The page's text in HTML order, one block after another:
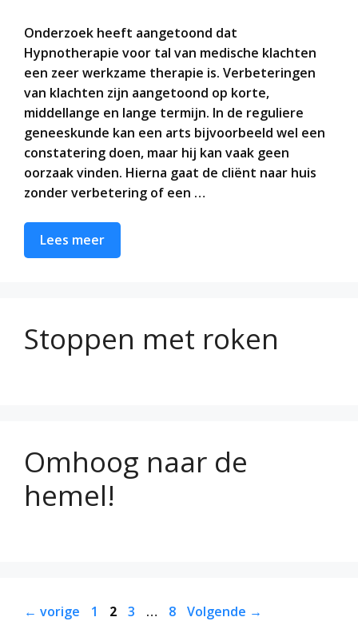
Onderzoek heeft aangetoond dat
Hypnotherapie voor tal van medische klachten
een zeer werkzame therapie is. Verbeteringen
van klachten zijn aangetoond op korte,
middellange en lange termijn. In de reguliere
geneeskunde kan een arts bijvoorbeeld wel een
constatering doen, maar hij kan vaak geen
oorzaak vinden. Hierna gaat de cliënt naar huis
zonder verbetering of een …
Lees meer
Stoppen met roken
Omhoog naar de
hemel!
← vorige Pagina
1 Pagina
2 Pagina
3 … Pagina
8 Volgende →